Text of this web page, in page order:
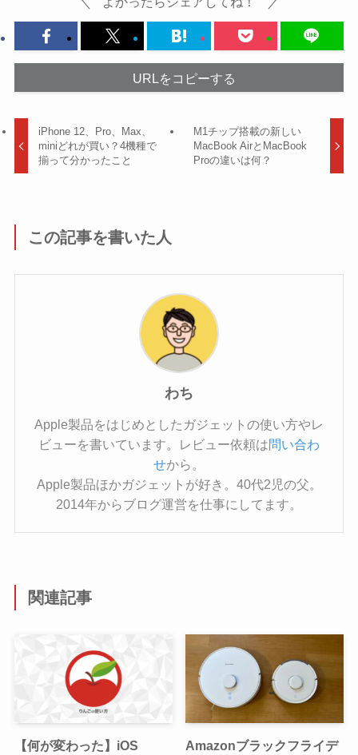
URLをコピーする
iPhone 12、Pro、Max、
miniどれが買い？4機種で
揃って分かったこと
M1チップ搭載の新しい
MacBook AirとMacBook
Proの違いは何？
この記事を書いた人
わち
Apple製品をはじめとしたガジェットの使い方やレ
ビューを書いています。レビュー依頼は問い合わ
せから。
Apple製品ほかガジェットが好き。40代2児の父。
2014年からブログ運営を仕事にしてます。
関連記事
【何が変わった】iOS
Amazonブラックフライデ